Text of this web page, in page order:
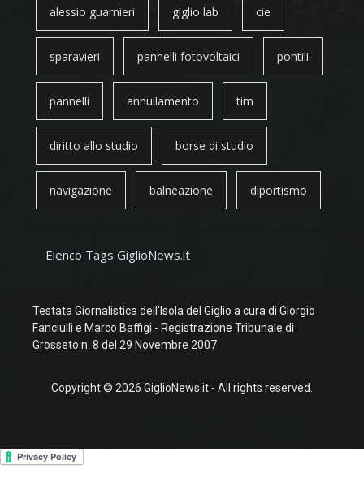
alessio guarnieri giglio lab cie
sparavieri pannelli fotovoltaici pontili
pannelli annullamento tim
diritto allo studio borse di studio
navigazione balneazione diportismo
Elenco Tags GiglioNews.it
Testata Giornalistica dell'Isola del Giglio a cura di Giorgio
Fanciulli e Marco Baffigi - Registrazione Tribunale di
Grosseto n. 8 del 29 Novembre 2007
Copyright © 2026 GiglioNews.it - All rights reserved.